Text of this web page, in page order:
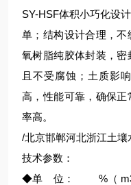
SY-HSF体积小巧化设
单；结构设计合理，
氧树脂纯胶体封装，密
且不受腐蚀；土质影
高，性能可靠，确保
率高。
/北京邯郸河北浙江土
技术参数：
◆单 位： %（ m3/